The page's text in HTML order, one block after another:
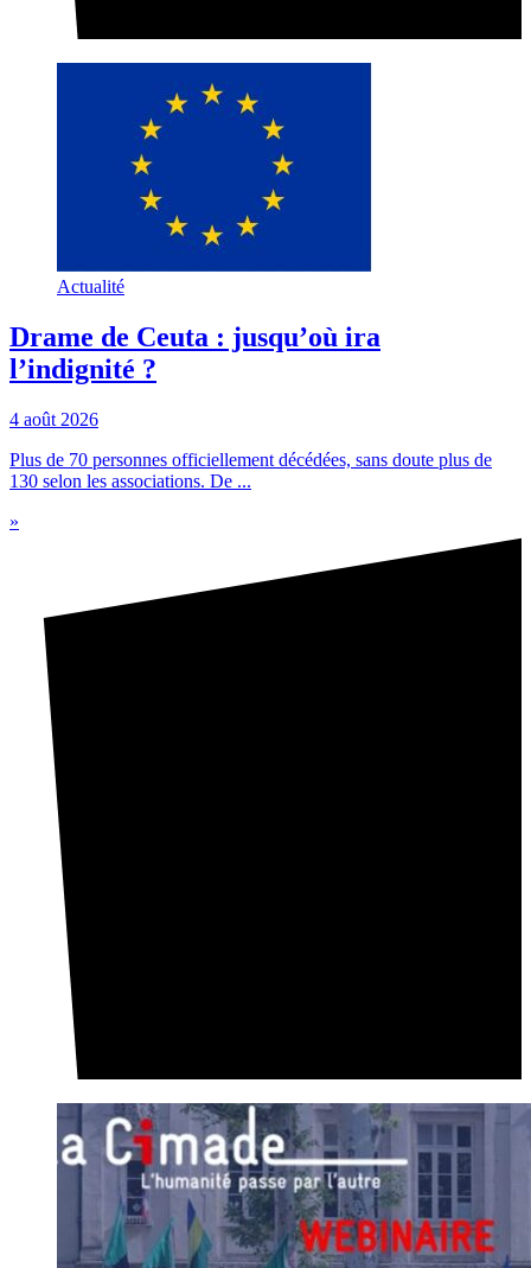
Actualité
Drame de Ceuta : jusqu’où ira
l’indignité ?
4 août 2026
Plus de 70 personnes officiellement décédées, sans doute plus de
130 selon les associations. De ...
»